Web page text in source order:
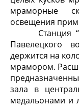
мраморные
освещения
Станция
Павелецкого
держится на
мрамором.
зала в
медальонами и